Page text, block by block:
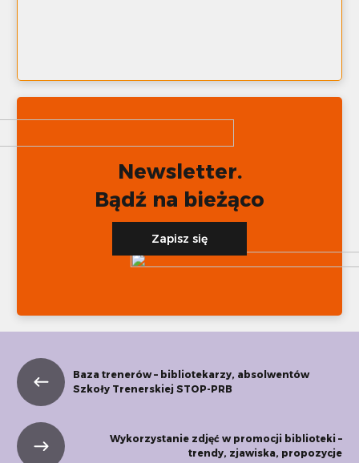
Newsletter.
Bądź na bieżąco
Zapisz się
Baza trenerów – bibliotekarzy, absolwentów
Szkoły Trenerskiej STOP-PRB
Wykorzystanie zdjęć w promocji biblioteki –
trendy, zjawiska, propozycje